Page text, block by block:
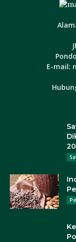
E-mail: